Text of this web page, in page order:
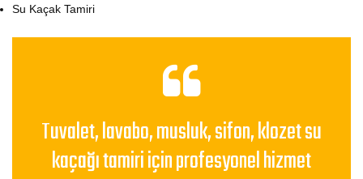
Su Kaçak Tamiri
Tuvalet, lavabo, musluk, sifon, klozet su
kaçağı tamiri için profesyonel hizmet